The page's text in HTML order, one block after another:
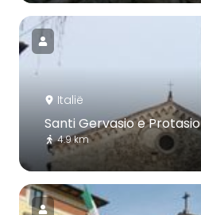
Italië
Santi Gervasio e Protasio
4.9 km